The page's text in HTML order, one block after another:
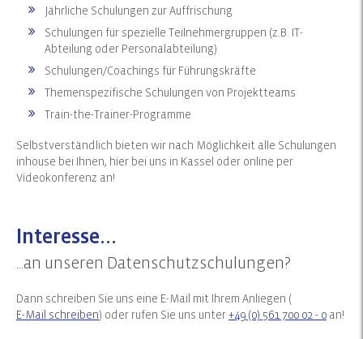
Jährliche Schulungen zur Auffrischung
Schulungen für spezielle Teilnehmergruppen (z.B. IT-
Abteilung oder Personalabteilung)
Schulungen/Coachings für Führungskräfte
Themenspezifische Schulungen von Projektteams
Train-the-Trainer-Programme
Selbstverständlich bieten wir nach Möglichkeit alle Schulungen
inhouse bei Ihnen, hier bei uns in Kassel oder online per
Videokonferenz an!
Interesse...
...an unseren Datenschutzschulungen?
Dann schreiben Sie uns eine E-Mail mit Ihrem Anliegen (
E-Mail schreiben) oder rufen Sie uns unter+49 (0) 561 700 02 - 0 an!